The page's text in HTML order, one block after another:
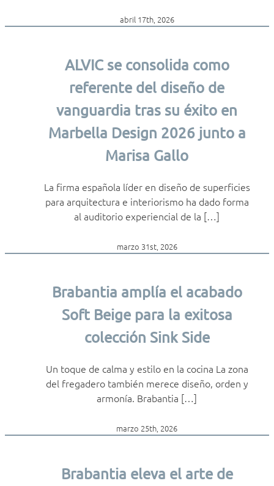
abril 17th, 2026
ALVIC se consolida como
referente del diseño de
vanguardia tras su éxito en
Marbella Design 2026 junto a
Marisa Gallo
La firma española líder en diseño de superficies
para arquitectura e interiorismo ha dado forma
al auditorio experiencial de la […]
marzo 31st, 2026
Brabantia amplía el acabado
Soft Beige para la exitosa
colección Sink Side
Un toque de calma y estilo en la cocina La zona
del fregadero también merece diseño, orden y
armonía. Brabantia […]
marzo 25th, 2026
Brabantia eleva el arte de